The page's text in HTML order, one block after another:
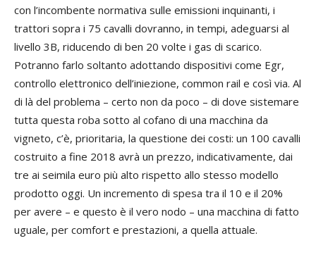
con l’incombente normativa sulle emissioni inquinanti, i
trattori sopra i 75 cavalli dovranno, in tempi, adeguarsi al
livello 3B, riducendo di ben 20 volte i gas di scarico.
Potranno farlo soltanto adottando dispositivi come Egr,
controllo elettronico dell’iniezione, common rail e così via. Al
di là del problema – certo non da poco – di dove sistemare
tutta questa roba sotto al cofano di una macchina da
vigneto, c’è, prioritaria, la questione dei costi: un 100 cavalli
costruito a fine 2018 avrà un prezzo, indicativamente, dai
tre ai seimila euro più alto rispetto allo stesso modello
prodotto oggi. Un incremento di spesa tra il 10 e il 20%
per avere – e questo è il vero nodo – una macchina di fatto
uguale, per comfort e prestazioni, a quella attuale.